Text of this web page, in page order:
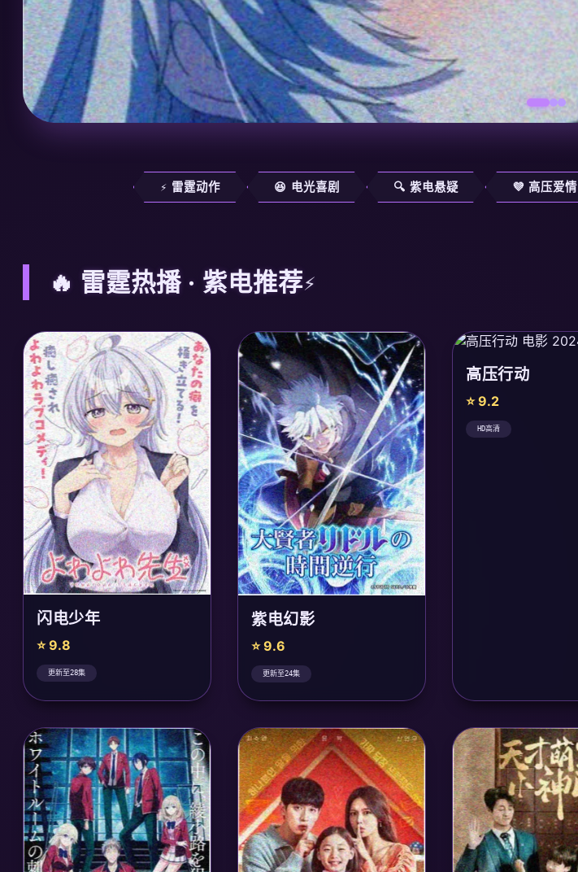
⚡ 雷霆动作 😆 电光喜剧 🔍 紫电悬疑 💜 高压爱情
🔥 雷霆热播 · 紫电推荐
闪电少年
⭐ 9.8
更新至28集
紫电幻影
⭐ 9.6
更新至24集
高压行动
⭐ 9.2
HD高清